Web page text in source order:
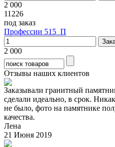
2 000
11226
под заказ
Профессии 515_П
2 000
Отзывы наших клиентов
Заказывали гранитный
сделали идеально, в срок.
не было, фото на памятнике
качества.
Лена
21 Июня 2019